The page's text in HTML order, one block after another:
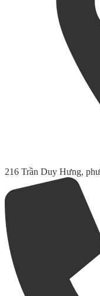
216 Trần Duy Hưng,